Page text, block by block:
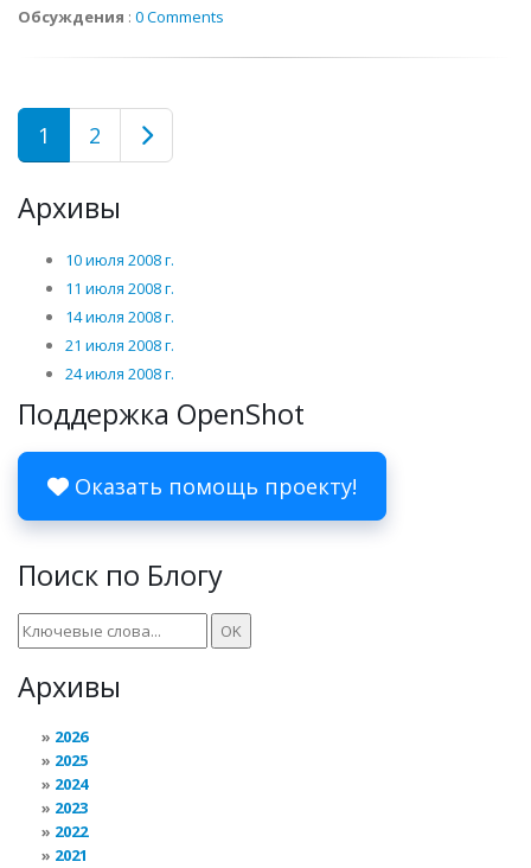
Обсуждения : 0 Comments
1 2
Архивы
10 июля 2008 г.
11 июля 2008 г.
14 июля 2008 г.
21 июля 2008 г.
24 июля 2008 г.
Поддержка OpenShot
Оказать помощь проекту!
Поиск по Блогу
Архивы
2026
2025
2024
2023
2022
2021